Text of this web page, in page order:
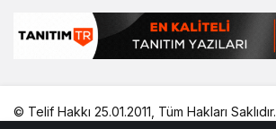
© Telif Hakkı 25.01.2011, Tüm Hakları Saklıdır.